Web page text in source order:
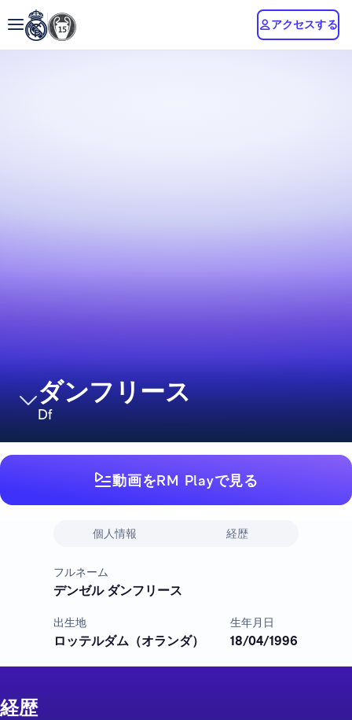
アクセスする
ダンフリース
Df
動画をRM Playで見る
個人情報 経歴
フルネーム
デンゼル ダンフリース
出生地
ロッテルダム（オランダ）
生年月日
18/04/1996
経歴